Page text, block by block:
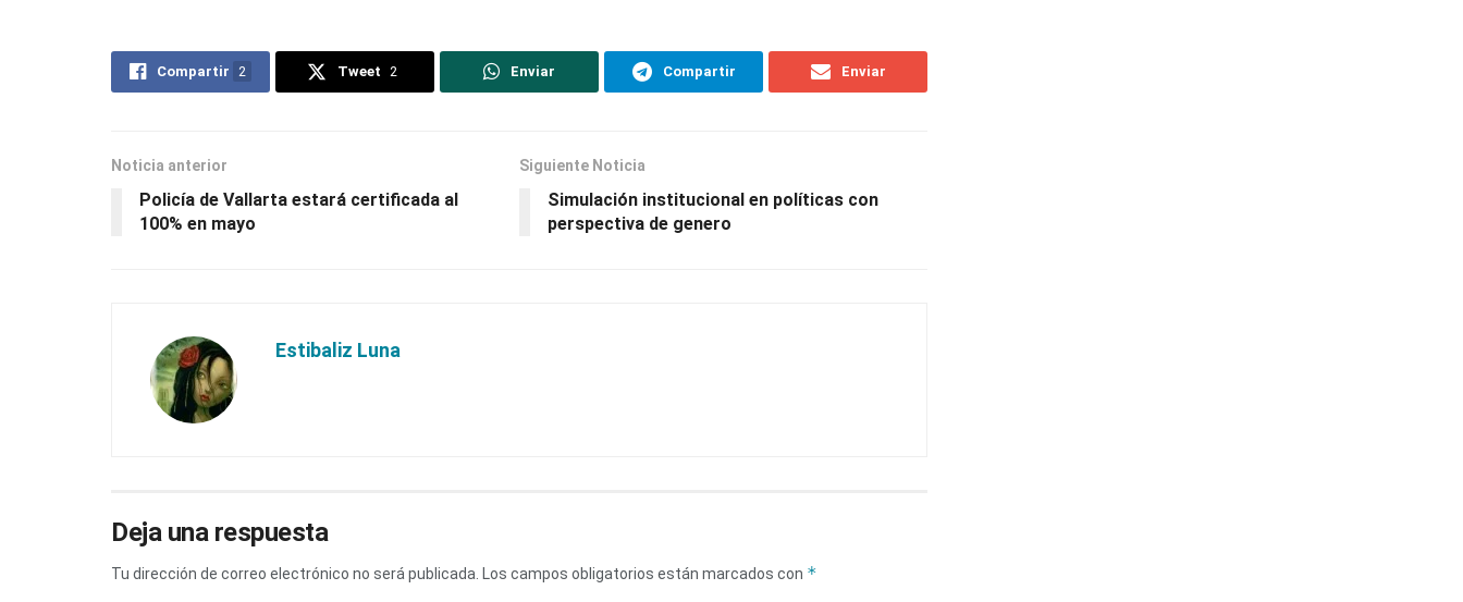
Compartir 2 Tweet 2 Enviar Compartir Enviar
Noticia anterior
Policía de Vallarta estará certificada al
100% en mayo
Siguiente Noticia
Simulación institucional en políticas con
perspectiva de genero
Estibaliz Luna
Deja una respuesta
Tu dirección de correo electrónico no será publicada. Los campos obligatorios están marcados con *